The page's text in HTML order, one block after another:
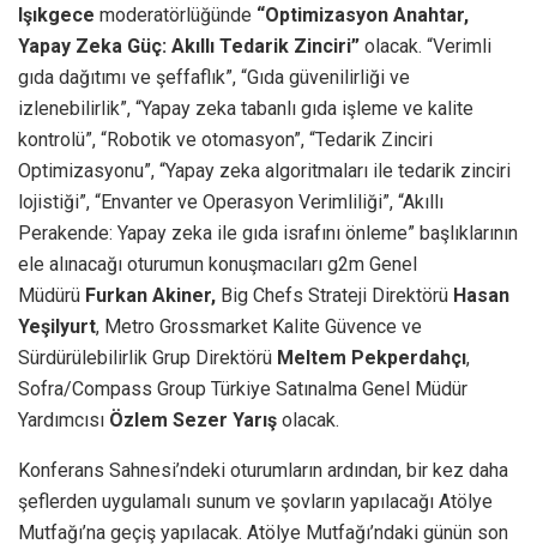
Işıkgece moderatörlüğünde “Optimizasyon Anahtar,
Yapay Zeka Güç: Akıllı Tedarik Zinciri” olacak. “Verimli
gıda dağıtımı ve şeffaflık”, “Gıda güvenilirliği ve
izlenebilirlik”, “Yapay zeka tabanlı gıda işleme ve kalite
kontrolü”, “Robotik ve otomasyon”, “Tedarik Zinciri
Optimizasyonu”, “Yapay zeka algoritmaları ile tedarik zinciri
lojistiği”, “Envanter ve Operasyon Verimliliği”, “Akıllı
Perakende: Yapay zeka ile gıda israfını önleme” başlıklarının
ele alınacağı oturumun konuşmacıları g2m Genel
Müdürü Furkan Akiner, Big Chefs Strateji Direktörü Hasan
Yeşilyurt, Metro Grossmarket Kalite Güvence ve
Sürdürülebilirlik Grup Direktörü Meltem Pekperdahçı,
Sofra/Compass Group Türkiye Satınalma Genel Müdür
Yardımcısı Özlem Sezer Yarış olacak.
Konferans Sahnesi’ndeki oturumların ardından, bir kez daha
şeflerden uygulamalı sunum ve şovların yapılacağı Atölye
Mutfağı’na geçiş yapılacak. Atölye Mutfağı’ndaki günün son